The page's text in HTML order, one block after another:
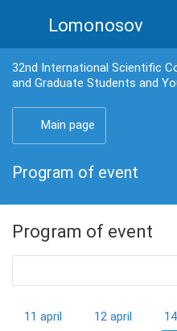
Lomonosov
32nd International Scientific
and Graduate Students and
Main page
Program of event
Program of event
11 april 12 april